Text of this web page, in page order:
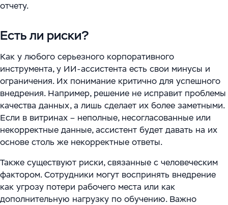
отчету.
Есть ли риски?
Как у любого серьезного корпоративного
инструмента, у ИИ-ассистента есть свои минусы и
ограничения. Их понимание критично для успешного
внедрения. Например, решение не исправит проблемы
качества данных, а лишь сделает их более заметными.
Если в витринах – неполные, несогласованные или
некорректные данные, ассистент будет давать на их
основе столь же некорректные ответы.
Также существуют риски, связанные с человеческим
фактором. Сотрудники могут воспринять внедрение
как угрозу потери рабочего места или как
дополнительную нагрузку по обучению. Важно